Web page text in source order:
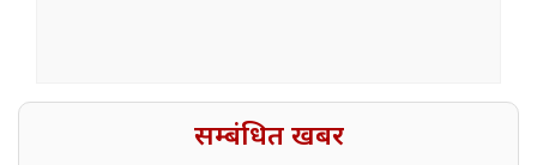
सम्बंधित खबर